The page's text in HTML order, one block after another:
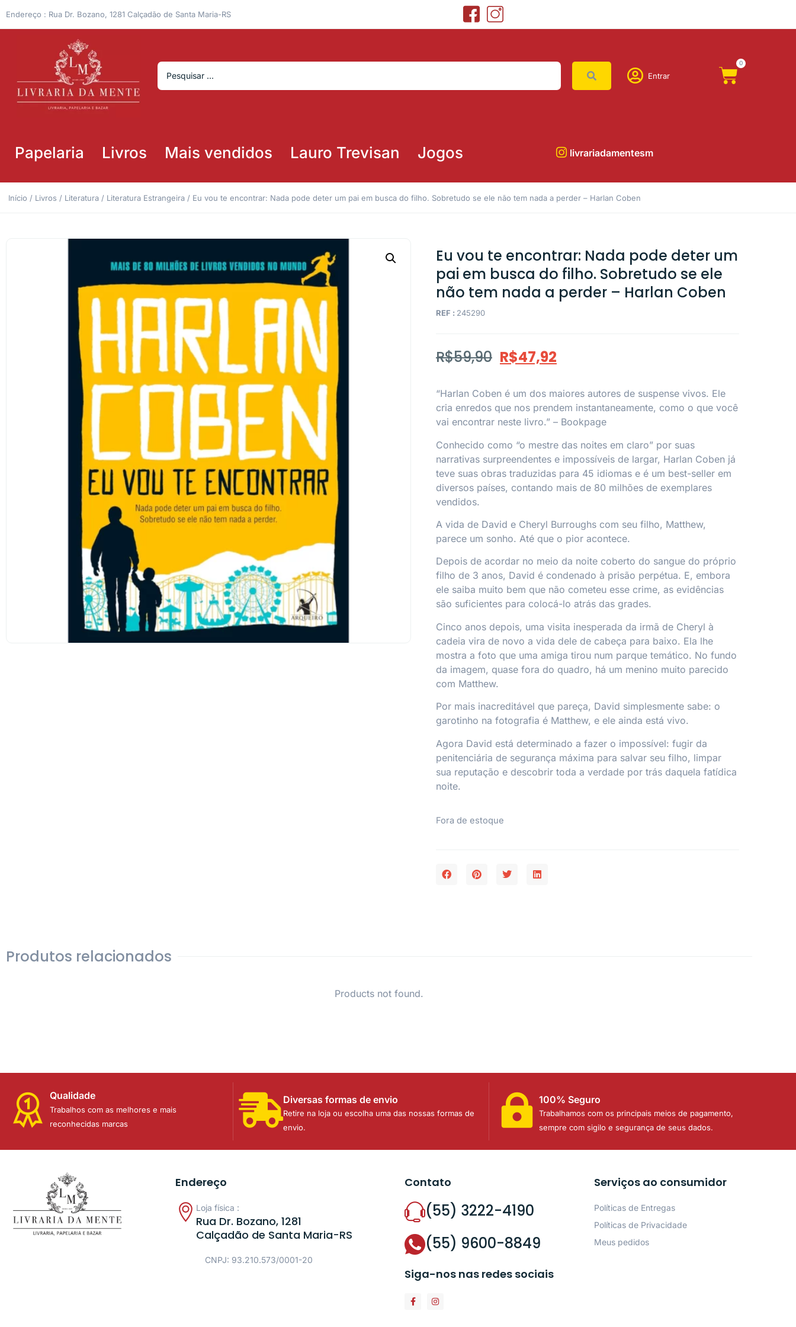
Endereço : Rua Dr. Bozano, 1281 Calçadão de Santa Maria-RS
Entrar
0
Papelaria Livros Mais vendidos Lauro Trevisan Jogos livrariadamentesm
Início / Livros / Literatura / Literatura Estrangeira / Eu vou te encontrar: Nada pode deter um pai em busca do filho. Sobretudo se ele não tem nada a perder – Harlan Coben
Eu vou te encontrar: Nada pode deter um
pai em busca do filho. Sobretudo se ele
não tem nada a perder – Harlan Coben
REF : 245290
R$59,90 R$47,92
“Harlan Coben é um dos maiores autores de suspense vivos. Ele
cria enredos que nos prendem instantaneamente, como o que você
vai encontrar neste livro.” – Bookpage
Conhecido como “o mestre das noites em claro” por suas
narrativas surpreendentes e impossíveis de largar, Harlan Coben já
teve suas obras traduzidas para 45 idiomas e é um best-seller em
diversos países, contando mais de 80 milhões de exemplares
vendidos.
A vida de David e Cheryl Burroughs com seu filho, Matthew,
parece um sonho. Até que o pior acontece.
Depois de acordar no meio da noite coberto do sangue do próprio
filho de 3 anos, David é condenado à prisão perpétua. E, embora
ele saiba muito bem que não cometeu esse crime, as evidências
são suficientes para colocá-lo atrás das grades.
Cinco anos depois, uma visita inesperada da irmã de Cheryl à
cadeia vira de novo a vida dele de cabeça para baixo. Ela lhe
mostra a foto que uma amiga tirou num parque temático. No fundo
da imagem, quase fora do quadro, há um menino muito parecido
com Matthew.
Por mais inacreditável que pareça, David simplesmente sabe: o
garotinho na fotografia é Matthew, e ele ainda está vivo.
Agora David está determinado a fazer o impossível: fugir da
penitenciária de segurança máxima para salvar seu filho, limpar
sua reputação e descobrir toda a verdade por trás daquela fatídica
noite.
Fora de estoque
Produtos relacionados
Products not found.
Qualidade
Trabalhos com as melhores e mais
reconhecidas marcas
Diversas formas de envio
Retire na loja ou escolha uma das nossas formas de
envio.
100% Seguro
Trabalhamos com os principais meios de pagamento,
sempre com sigilo e segurança de seus dados.
Endereço
Loja física :
Rua Dr. Bozano, 1281
Calçadão de Santa Maria-RS
CNPJ: 93.210.573/0001-20
Contato
(55) 3222-4190
(55) 9600-8849
Siga-nos nas redes sociais
Serviços ao consumidor
Políticas de Entregas
Políticas de Privacidade
Meus pedidos